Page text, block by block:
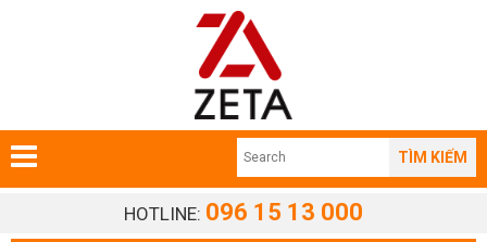
TÌM KIẾM
HOTLINE: 096 15 13 000